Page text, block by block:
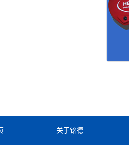
关于铭德